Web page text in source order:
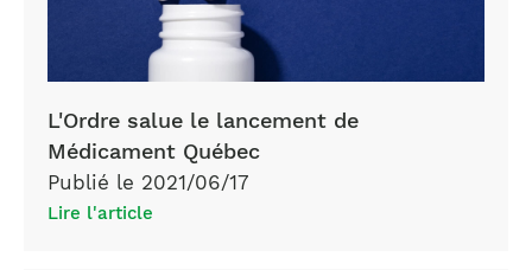
L'Ordre salue le lancement de
Médicament Québec
Publié le 2021/06/17
Lire l'article